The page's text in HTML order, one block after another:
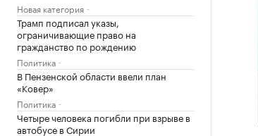
Новая категория
Трамп подписал указы,
ограничивающие право на
гражданство по рождению
Политика
В Пензенской области ввели план
«Ковер»
Политика
Четыре человека погибли при взрыве в
автобусе в Сирии